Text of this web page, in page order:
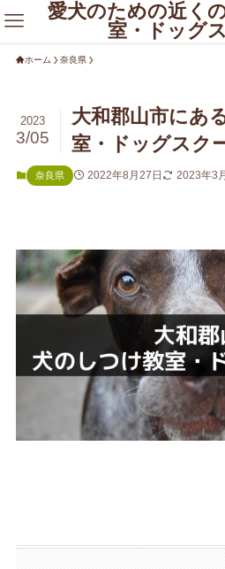
愛犬のための近く
室・ドッグ
ホーム 奈良県
大和郡山市にあ
室・ドッグスク
2023
3/05
奈良県 2022年8月27日 2023年3